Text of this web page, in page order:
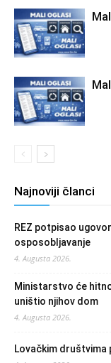
Najnoviji članci
REZ potpisao
osposobljavanje
4. Augusta 2026.
Ministarstvo će
uništio njihov dom
4. Augusta 2026.
Lovačkim društvima